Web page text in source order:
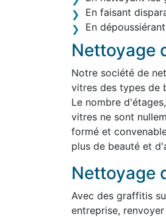
En faisant
En
Nettoyage
Notre société de
vitres des types de
Le nombre
vitres ne sont
formé et
plus de beauté et
Nettoyage
Avec des graffitis
entreprise,